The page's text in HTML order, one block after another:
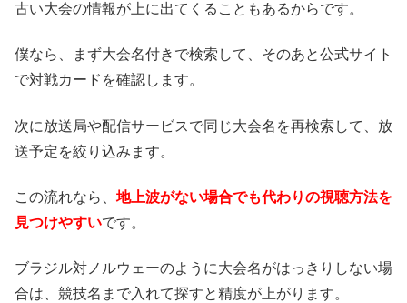
古い大会の情報が上に出てくることもあるからです。
僕なら、まず大会名付きで検索して、そのあと公式サイト
で対戦カードを確認します。
次に放送局や配信サービスで同じ大会名を再検索して、放
送予定を絞り込みます。
この流れなら、 地上波がない場合でも代わりの視聴方法を
見つけやすいです。
ブラジル対ノルウェーのように大会名がはっきりしない場
合は、競技名まで入れて探すと精度が上がります。